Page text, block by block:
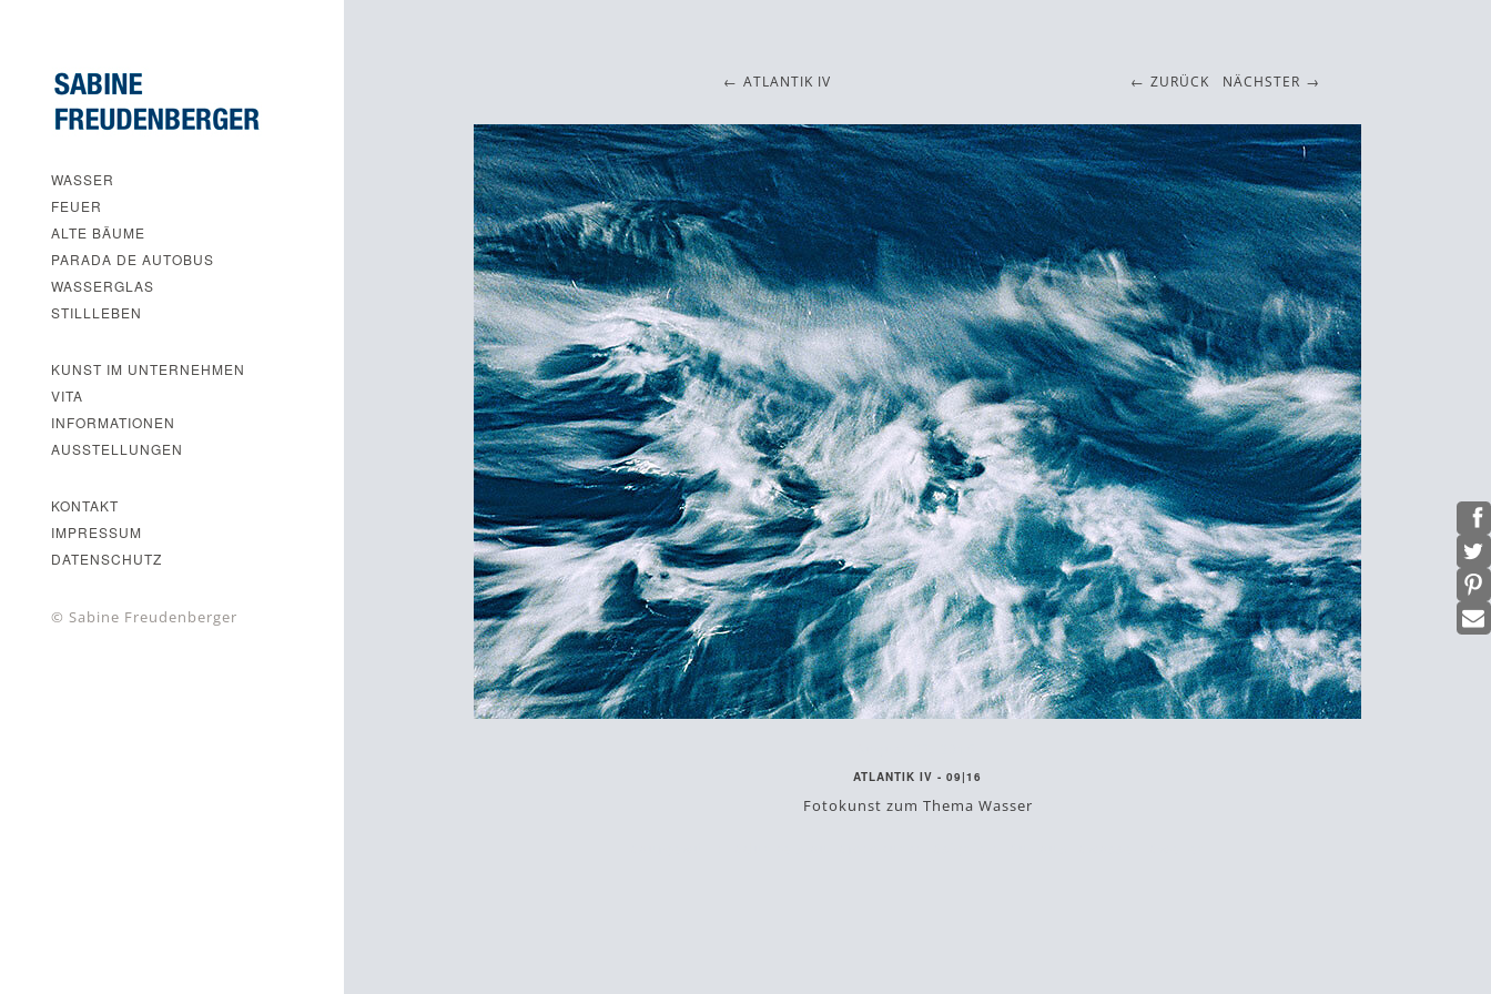
WASSER
FEUER
ALTE BÄUME
PARADA DE AUTOBUS
WASSERGLAS
STILLLEBEN
KUNST IM UNTERNEHMEN
VITA
INFORMATIONEN
AUSSTELLUNGEN
KONTAKT
IMPRESSUM
DATENSCHUTZ
© Sabine Freudenberger
ZURÜCK NÄCHSTER
ATLANTIK IV
ATLANTIK IV - 09|16
Fotokunst zum Thema Wasser